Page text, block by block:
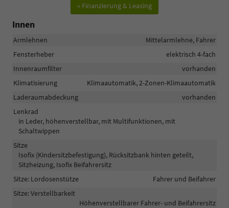
» Finanzierung & Leasing
Innen
Armlehnen
Mittelarmlehne, Fahrer
Fensterheber
elektrisch 4-fach
Innenraumfilter
vorhanden
Klimatisierung
Klimaautomatik, 2-Zonen-Klimaautomatik
Laderaumabdeckung
vorhanden
Lenkrad
in Leder, höhenverstellbar, mit Multifunktionen, mit
Schaltwippen
Sitze
Isofix (Kindersitzbefestigung), Rücksitzbank hinten geteilt,
Sitzheizung, Isofix Beifahrersitz
Sitze: Lordosenstütze
Fahrer und Beifahrer
Sitze: Verstellbarkeit
Höhenverstellbarer Fahrer- und Beifahrersitz